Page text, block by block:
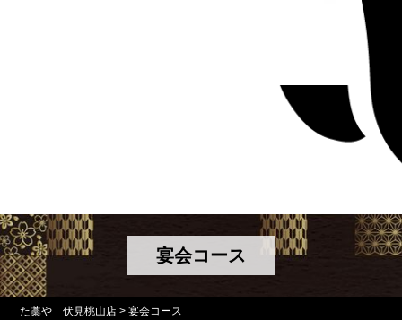
宴会コース
た藁や 伏見桃山店 >宴会コース